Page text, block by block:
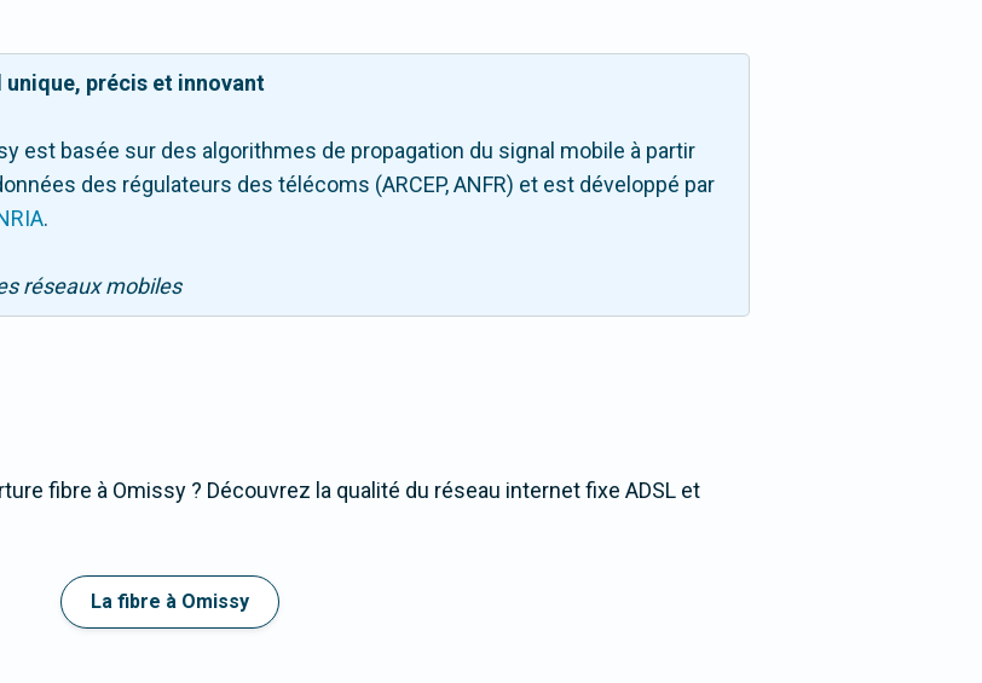
précis et innovant
est basée sur des algorithmes de propagation du signal mobile à partir
des régulateurs des télécoms (ARCEP, ANFR) et est développé par
.
réseaux mobiles
fibre à Omissy ? Découvrez la qualité du réseau internet fixe ADSL et
La fibre à Omissy